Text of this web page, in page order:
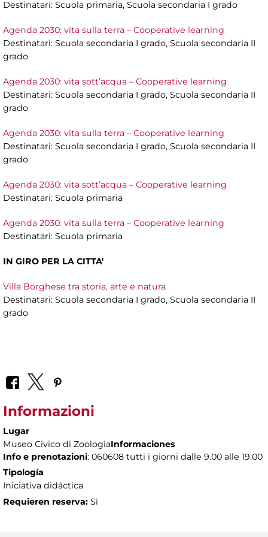
Destinatari: Scuola primaria, Scuola secondaria I grado
Agenda 2030: vita sulla terra – Cooperative learning
Destinatari: Scuola secondaria I grado, Scuola secondaria II
grado
Agenda 2030: vita sott’acqua – Cooperative learning
Destinatari: Scuola secondaria I grado, Scuola secondaria II
grado
Agenda 2030: vita sulla terra – Cooperative learning
Destinatari: Scuola secondaria I grado, Scuola secondaria II
grado
Agenda 2030: vita sott’acqua – Cooperative learning
Destinatari: Scuola primaria
Agenda 2030: vita sulla terra – Cooperative learning
Destinatari: Scuola primaria
IN GIRO PER LA CITTA'
Villa Borghese tra storia, arte e natura
Destinatari: Scuola secondaria I grado, Scuola secondaria II
grado
Informazioni
Lugar
Museo Civico di ZoologiaInformaciones
Info e prenotazioni: 060608 tutti i giorni dalle 9.00 alle 19.00
Tipología
Iniciativa didáctica
Requieren reserva: Sì